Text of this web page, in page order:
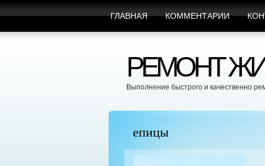
ГЛАВНАЯ КОММЕНТАРИИ
РЕМОНТ
Выполнение быстрого и качественно
Марафет Поможет с